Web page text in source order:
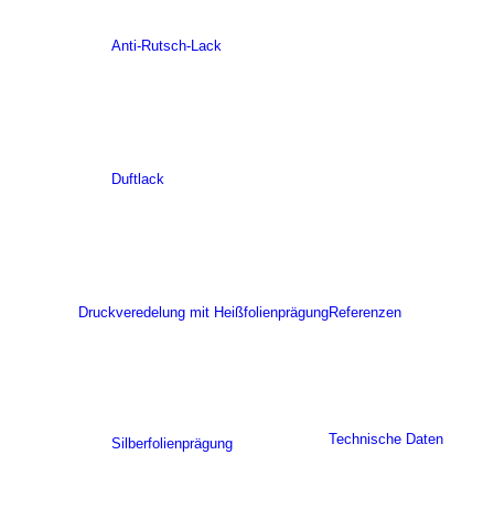
Anti-Rutsch-Lack
Duftlack
Druckveredelung mit Heißfolienprägung
Silberfolienprägung
Referenzen
Technische Daten